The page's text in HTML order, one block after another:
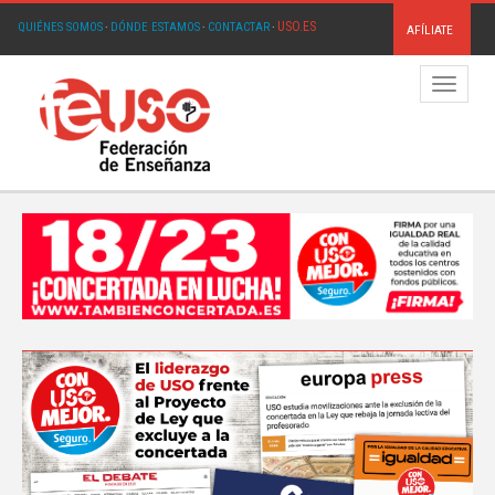
QUIÉNES SOMOS· DÓNDE ESTAMOS· CONTACTAR· USO.ES AFÍLIATE
Menú